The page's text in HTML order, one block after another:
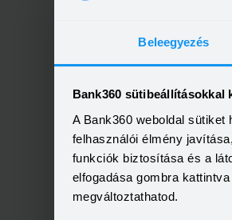
Beleegyezés
Bank360
A Bank360 weboldal
felhasználói élmény
funkciók biztosítása és a
elfogadása gombra
megváltoztathatod.
Minősített Fogyasztóbarát